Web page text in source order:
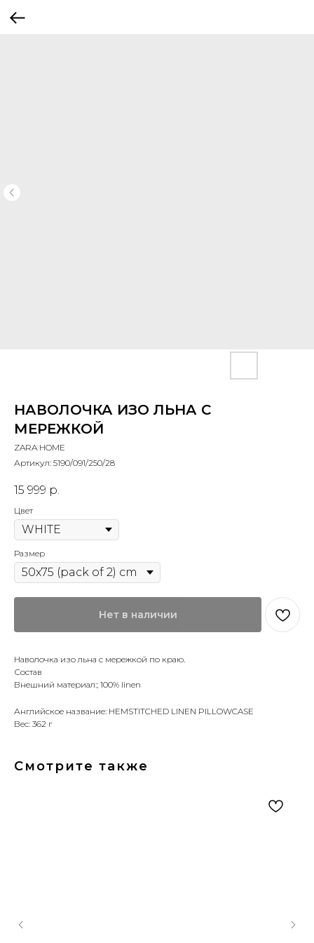
НАВОЛОЧКА ИЗО ЛЬНА С
МЕРЕЖКОЙ
ZARA HOME
Артикул: 5190/091/250/28
15 999 р.
Цвет
Размер
Нет в наличии
Наволочка изо льна с мережкой по краю.
Состав
Внешний материал:; 100% linen
Английское название: HEMSTITCHED LINEN PILLOWCASE
Вес: 362 г
Смотрите также